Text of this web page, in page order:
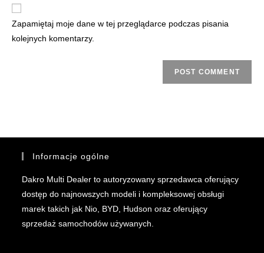
Zapamiętaj moje dane w tej przeglądarce podczas pisania
kolejnych komentarzy.
Informacje ogólne
Dakro Multi Dealer to autoryzowany sprzedawca oferujący
dostęp do najnowszych modeli i kompleksowej obsługi
marek takich jak Nio, BYD, Hudson oraz oferujący
sprzedaż samochodów używanych.